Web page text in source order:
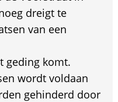
dreigt te
van een
geding komt.
wordt voldaan
gehinderd door